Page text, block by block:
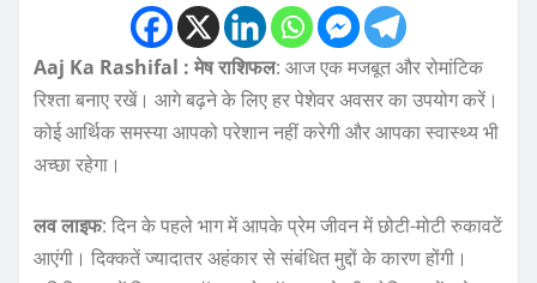
Aaj Ka Rashifal : मेष राशिफल: आज एक मजबूत और रोमांटिक
रिश्ता बनाए रखें। आगे बढ़ने के लिए हर पेशेवर अवसर का उपयोग करें।
कोई आर्थिक समस्या आपको परेशान नहीं करेगी और आपका स्वास्थ्य भी
अच्छा रहेगा।
लव लाइफ: दिन के पहले भाग में आपके प्रेम जीवन में छोटी-मोटी रुकावटें
आएंगी। दिक्कतें ज्यादातर अहंकार से संबंधित मुद्दों के कारण होंगी।